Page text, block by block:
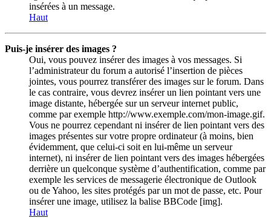
insérées à un message.
Haut
Puis-je insérer des images ?
Oui, vous pouvez insérer des images à vos messages. Si
l’administrateur du forum a autorisé l’insertion de pièces
jointes, vous pourrez transférer des images sur le forum. Dans
le cas contraire, vous devrez insérer un lien pointant vers une
image distante, hébergée sur un serveur internet public,
comme par exemple http://www.exemple.com/mon-image.gif.
Vous ne pourrez cependant ni insérer de lien pointant vers des
images présentes sur votre propre ordinateur (à moins, bien
évidemment, que celui-ci soit en lui-même un serveur
internet), ni insérer de lien pointant vers des images hébergées
derrière un quelconque système d’authentification, comme par
exemple les services de messagerie électronique de Outlook
ou de Yahoo, les sites protégés par un mot de passe, etc. Pour
insérer une image, utilisez la balise BBCode [img].
Haut